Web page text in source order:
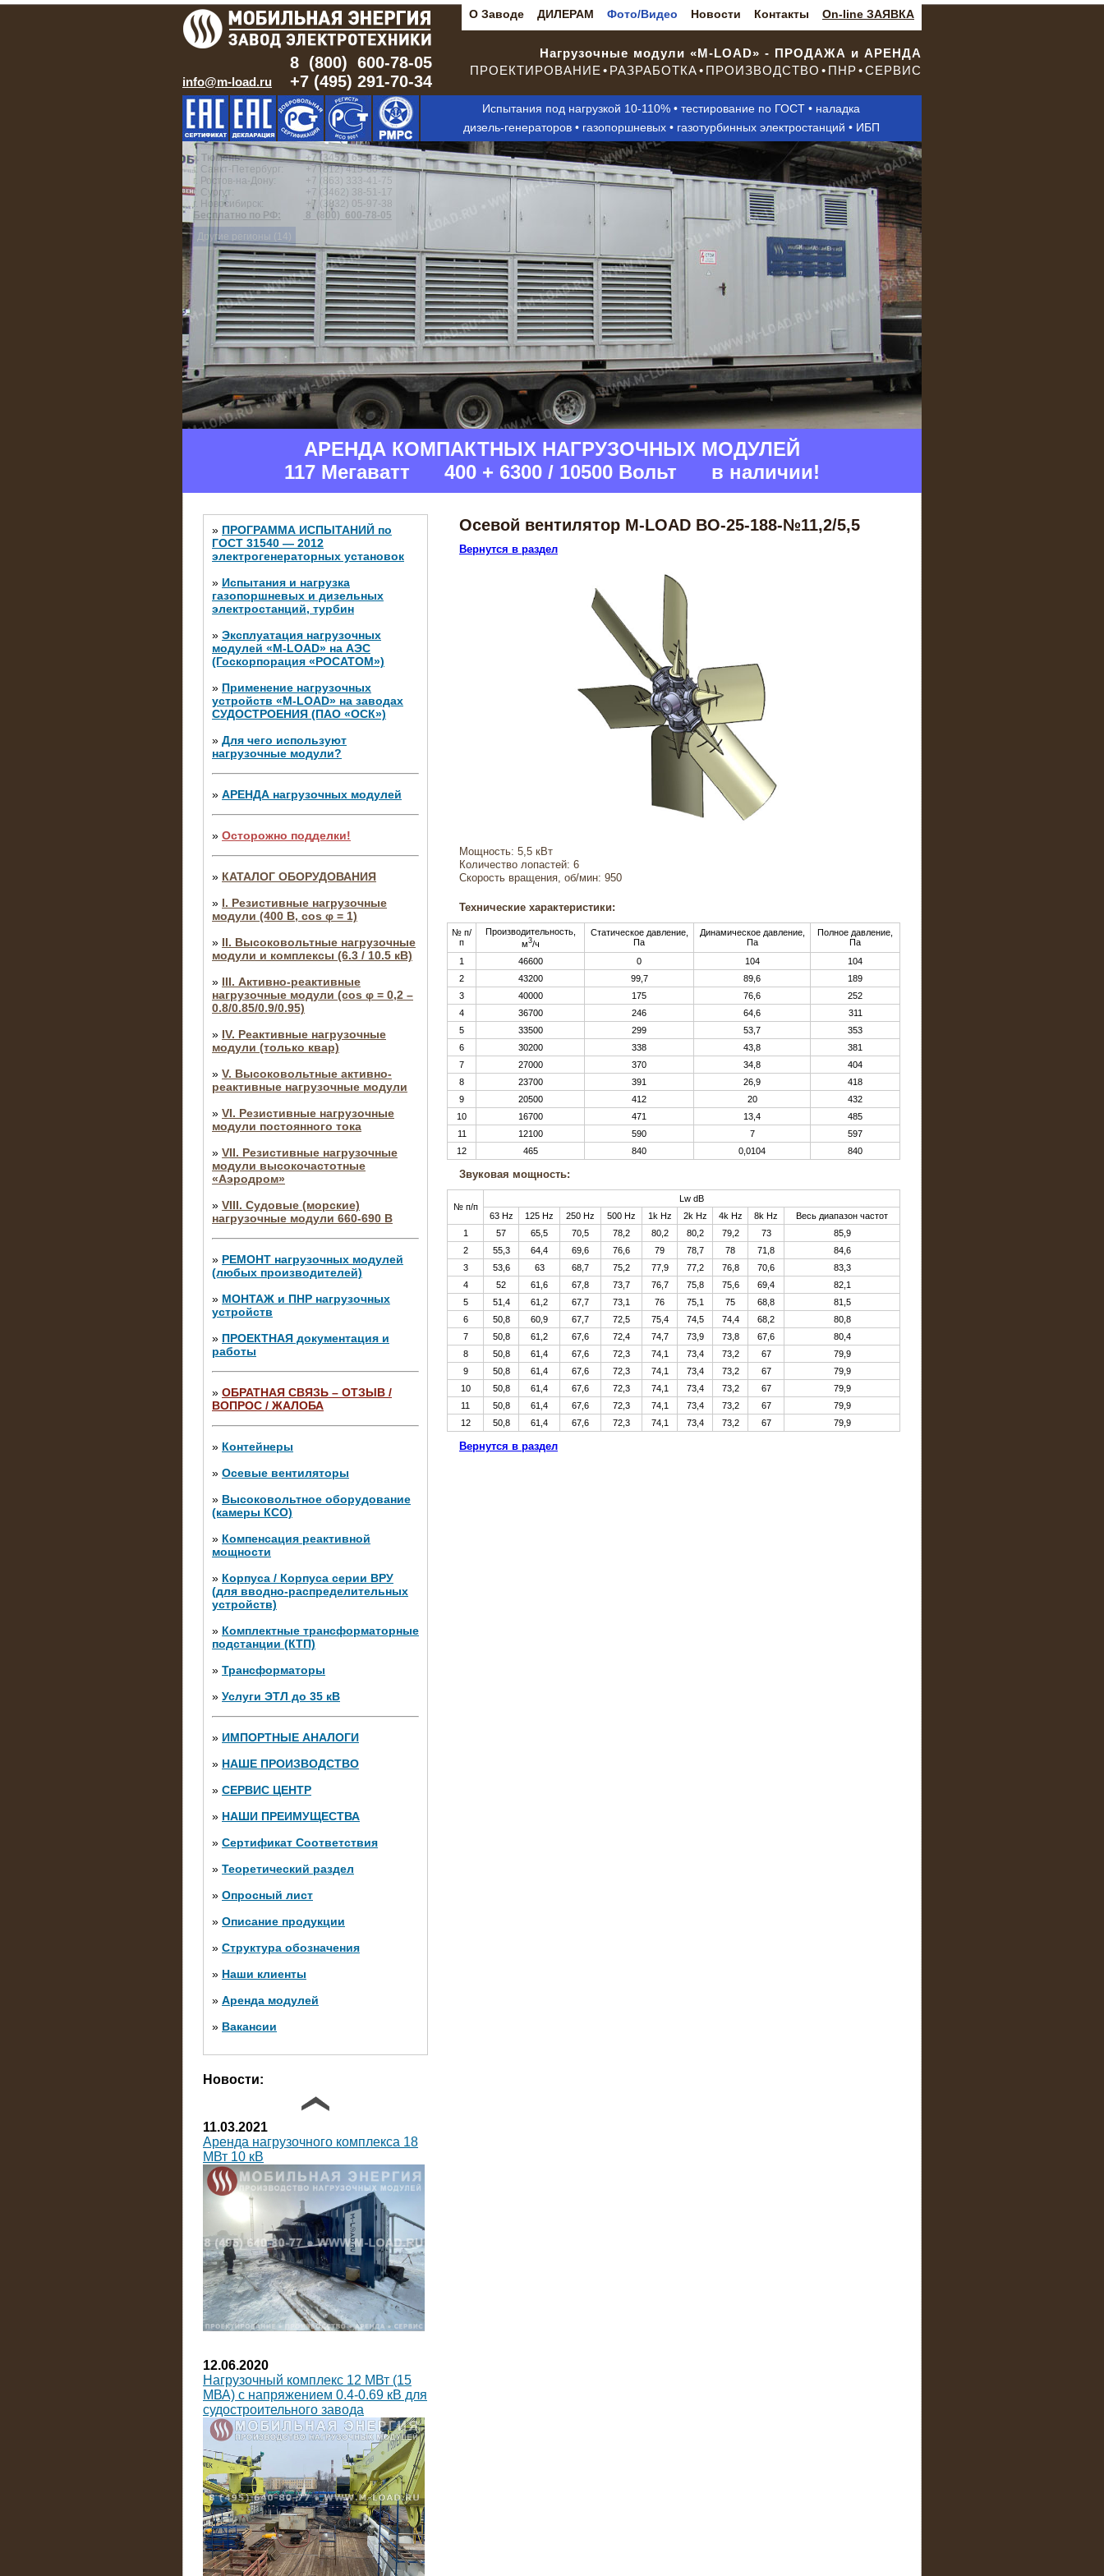
О Заводе ДИЛЕРАМ Фото/Видео Новости Контакты On-line ЗАЯВКА
info@m-load.ru
8 (800) 600-78-05
+7 (495) 291-70-34
Нагрузочные модули «M-LOAD» - ПРОДАЖА и АРЕНДА
ПРОЕКТИРОВАНИЕ • РАЗРАБОТКА • ПРОИЗВОДСТВО • ПНР • СЕРВИС
Испытания под нагрузкой 10-110% • тестирование по ГОСТ • наладка
дизель-генераторов • газопоршневых • газотурбинных электростанций • ИБП
г. Тюмень:
+7 (3452) 65-93-50
г. Санкт-Петербург:
+7 (812) 415-80-23
г. Ростов-на-Дону:
+7 (863) 333-41-75
г. Сургут:
+7 (3462) 38-51-17
г. Новосибирск:
+7 (3832) 05-97-38
Бесплатно по РФ:
8 (800) 600-78-05
Другие регионы (14)
АРЕНДА КОМПАКТНЫХ НАГРУЗОЧНЫХ МОДУЛЕЙ
117 Мегаватт 400 + 6300 / 10500 Вольт в наличии!
» ПРОГРАММА ИСПЫТАНИЙ по
ГОСТ 31540 — 2012
электрогенераторных установок
» Испытания и нагрузка
газопоршневых и дизельных
электростанций, турбин
» Эксплуатация нагрузочных
модулей «M-LOAD» на АЭС
(Госкорпорация «РОСАТОМ»)
» Применение нагрузочных
устройств «M-LOAD» на заводах
СУДОСТРОЕНИЯ (ПАО «ОСК»)
» Для чего используют
нагрузочные модули?
» АРЕНДА нагрузочных модулей
» Осторожно подделки!
» КАТАЛОГ ОБОРУДОВАНИЯ
» I. Резистивные нагрузочные
модули (400 В, cos φ = 1)
» II. Высоковольтные нагрузочные
модули и комплексы (6.3 / 10.5 кВ)
» III. Активно-реактивные
нагрузочные модули (cos φ = 0,2 –
0.8/0.85/0.9/0.95)
» IV. Реактивные нагрузочные
модули (только квар)
» V. Высоковольтные активно-
реактивные нагрузочные модули
» VI. Резистивные нагрузочные
модули постоянного тока
» VII. Резистивные нагрузочные
модули высокочастотные
«Аэродром»
» VIII. Судовые (морские)
нагрузочные модули 660-690 В
» РЕМОНТ нагрузочных модулей
(любых производителей)
» МОНТАЖ и ПНР нагрузочных
устройств
» ПРОЕКТНАЯ документация и
работы
» ОБРАТНАЯ СВЯЗЬ – ОТЗЫВ /
ВОПРОС / ЖАЛОБА
» Контейнеры
» Осевые вентиляторы
» Высоковольтное оборудование
(камеры КСО)
» Компенсация реактивной
мощности
» Корпуса / Корпуса серии ВРУ
(для вводно-распределительных
устройств)
» Комплектные трансформаторные
подстанции (КТП)
» Трансформаторы
» Услуги ЭТЛ до 35 кВ
» ИМПОРТНЫЕ АНАЛОГИ
» НАШЕ ПРОИЗВОДСТВО
» СЕРВИС ЦЕНТР
» НАШИ ПРЕИМУЩЕСТВА
» Сертификат Соответствия
» Теоретический раздел
» Опросный лист
» Описание продукции
» Структура обозначения
» Наши клиенты
» Аренда модулей
» Вакансии
Новости:
10.04.2015
Аренда нагрузочного модуля 4 МВт,
10 кВ
28.02.2015
Нагрузочные модули 700 кВт (4
штуки)
10.10.2014
Нагрузочный комплекс 20 МВт в 2
яруса (напряжение 6-10 кВ)
11.03.2021
Аренда нагрузочного комплекса 18
МВт 10 кВ
12.06.2020
Нагрузочный комплекс 12 МВт (15
МВА) с напряжением 0.4-0.69 кВ для
судостроительного завода
Осевой вентилятор M-LOAD ВО-25-188-№11,2/5,5
Вернутся в раздел
Мощность: 5,5 кВт
Количество лопастей: 6
Скорость вращения, об/мин: 950
Технические характеристики:
№ п/
п
Производительность,
м3/ч
Статическое давление,
Па
Динамическое давление,
Па
Полное давление,
Па
1
46600 0 104
104
2
43200 99,7 89,6
189
3
40000 175 76,6
252
4
36700 246 64,6
311
5
33500 299 53,7
353
6
30200 338 43,8
381
7
27000 370 34,8
404
8
23700 391 26,9
418
9
20500 412 20
432
10
16700 471 13,4
485
11
12100 590 7
597
12
465 840 0,0104 840
Звуковая мощность:
№ п/п
Lw dB
63 Hz
125 Hz 250 Hz 500 Hz 1k Hz 2k Hz 4k Hz 8k Hz
Весь диапазон частот
1
57 65,5 70,5 78,2 80,2 80,2 79,2 73
85,9
2
55,3 64,4 69,6 76,6 79 78,7 78 71,8
84,6
3
53,6 63 68,7 75,2 77,9 77,2 76,8 70,6
83,3
4
52 61,6 67,8 73,7 76,7 75,8 75,6 69,4
82,1
5
51,4 61,2 67,7 73,1 76 75,1 75 68,8
81,5
6
50,8 60,9 67,7 72,5 75,4 74,5 74,4 68,2
80,8
7
50,8 61,2 67,6 72,4 74,7 73,9 73,8 67,6
80,4
8
50,8 61,4 67,6 72,3 74,1 73,4 73,2 67
79,9
9
50,8 61,4 67,6 72,3 74,1 73,4 73,2 67
79,9
10
50,8 61,4 67,6 72,3 74,1 73,4 73,2 67
79,9
11
50,8 61,4 67,6 72,3 74,1 73,4 73,2 67
79,9
12
50,8 61,4 67,6 72,3 74,1 73,4 73,2 67 79,9
Вернутся в раздел